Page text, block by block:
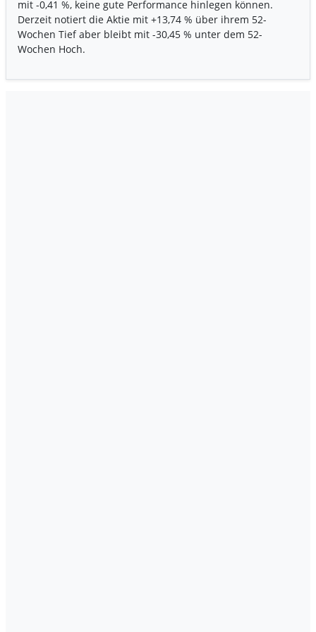
mit -0,41 %, keine gute Performance hinlegen können.
Derzeit notiert die Aktie mit +13,74 % über ihrem 52-
Wochen Tief aber bleibt mit -30,45 % unter dem 52-
Wochen Hoch.